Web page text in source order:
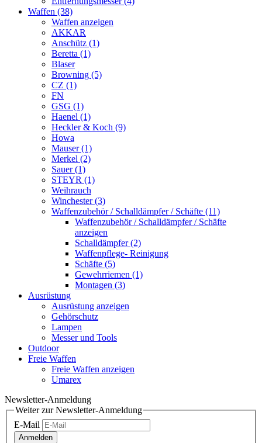
Waffen (38)
Waffen anzeigen
AKKAR
Anschütz (1)
Beretta (1)
Blaser
Browning (5)
CZ (1)
FN
GSG (1)
Haenel (1)
Heckler & Koch (9)
Howa
Mauser (1)
Merkel (2)
Sauer (1)
STEYR (1)
Weihrauch
Winchester (3)
Waffenzubehör / Schalldämpfer / Schäfte (11)
Waffenzubehör / Schalldämpfer / Schäfte
anzeigen
Schalldämpfer (2)
Waffenpflege- Reinigung
Schäfte (5)
Gewehrriemen (1)
Montagen (3)
Ausrüstung
Ausrüstung anzeigen
Gehörschutz
Lampen
Messer und Tools
Outdoor
Freie Waffen
Freie Waffen anzeigen
Umarex
Newsletter-Anmeldung
Weiter zur Newsletter-Anmeldung
E-Mail
Anmelden